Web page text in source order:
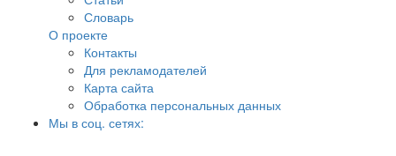
Словарь
О проекте
Контакты
Для рекламодателей
Карта сайта
Обработка персональных данных
Мы в соц. сетях: